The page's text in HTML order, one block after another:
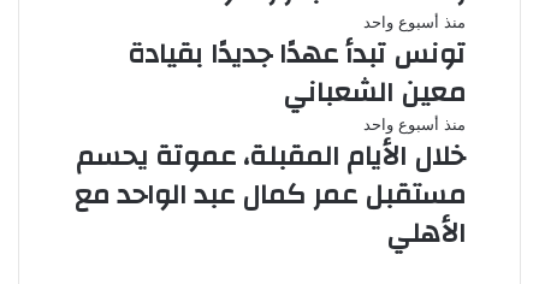
منذ أسبوع واحد
تونس تبدأ عهدًا جديدًا بقيادة
معين الشعباني
منذ أسبوع واحد
خلال الأيام المقبلة، عموتة يحسم
مستقبل عمر كمال عبد الواحد مع
الأهلي